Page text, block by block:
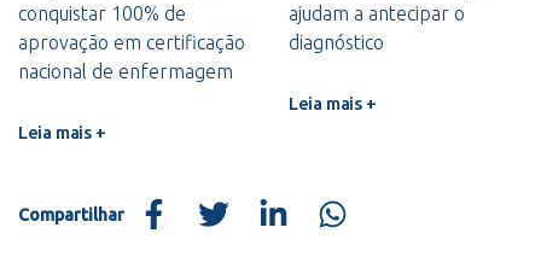
conquistar 100% de
aprovação em certificação
nacional de enfermagem
Leia mais +
ajudam a antecipar o
diagnóstico
Leia mais +
Compartilhar